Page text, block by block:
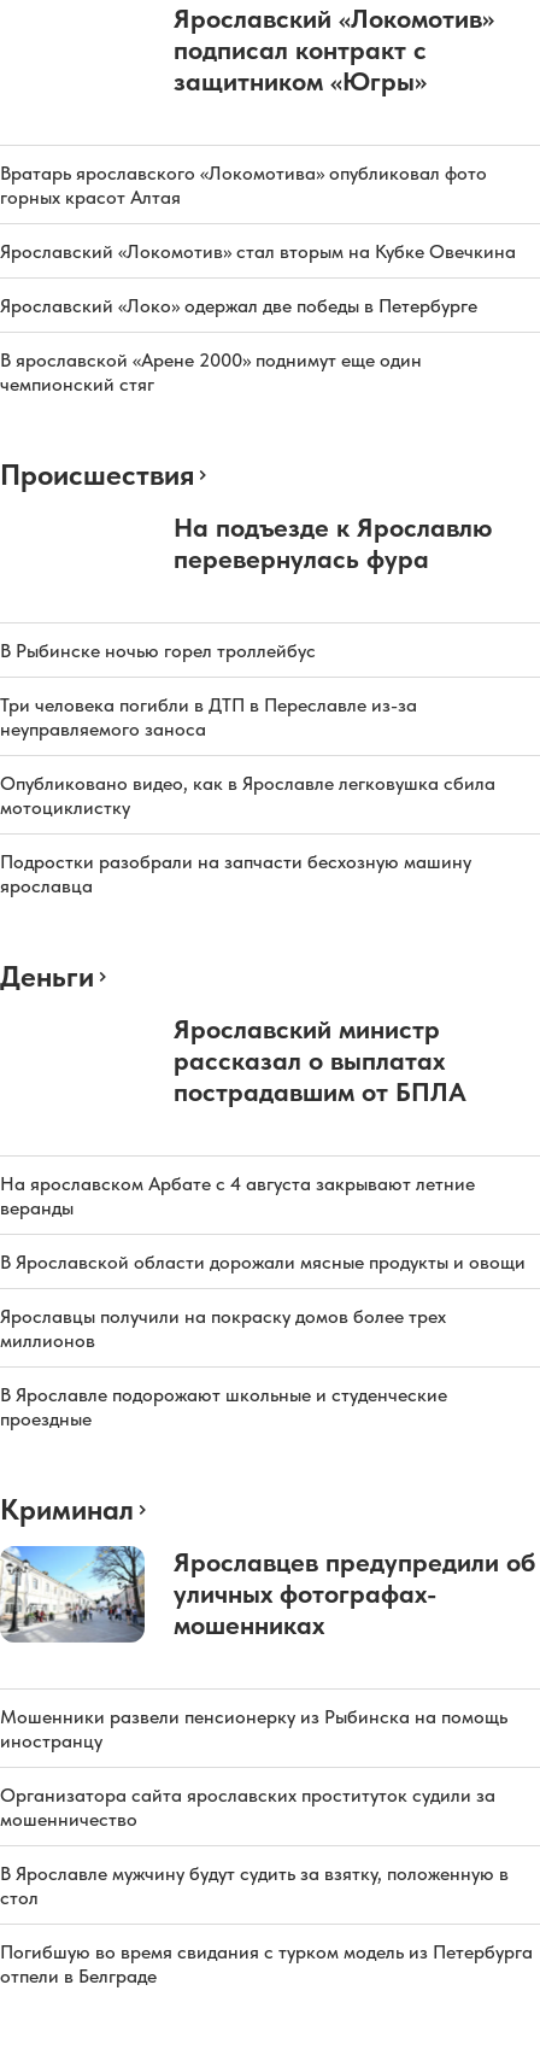
Ярославский «Локомотив»
подписал контракт с
защитником «Югры»
Вратарь ярославского «Локомотива» опубликовал фото
горных красот Алтая
Ярославский «Локомотив» стал вторым на Кубке Овечкина
Ярославский «Локо» одержал две победы в Петербурге
В ярославской «Арене 2000» поднимут еще один
чемпионский стяг
Происшествия
На подъезде к Ярославлю
перевернулась фура
В Рыбинске ночью горел троллейбус
Три человека погибли в ДТП в Переславле из-за
неуправляемого заноса
Опубликовано видео, как в Ярославле легковушка сбила
мотоциклистку
Подростки разобрали на запчасти бесхозную машину
ярославца
Деньги
Ярославский министр
рассказал о выплатах
пострадавшим от БПЛА
На ярославском Арбате с 4 августа закрывают летние
веранды
В Ярославской области дорожали мясные продукты и овощи
Ярославцы получили на покраску домов более трех
миллионов
В Ярославле подорожают школьные и студенческие
проездные
Криминал
Ярославцев предупредили об
уличных фотографах-
мошенниках
Мошенники развели пенсионерку из Рыбинска на помощь
иностранцу
Организатора сайта ярославских проституток судили за
мошенничество
В Ярославле мужчину будут судить за взятку, положенную в
стол
Погибшую во время свидания с турком модель из Петербурга
отпели в Белграде